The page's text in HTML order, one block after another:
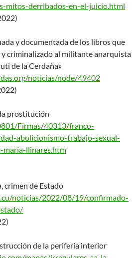
mitos-derribados-en-el-juicio.html
y documentada de los libros que
criminalizado al militante anarquista
de la Cerdaña»
/noticias/node/49402
prostitución
Firmas/40313/franco-
abolicionismo-trabajo-sexual-
maria-llinares.htm
crimen de Estado
noticias/2022/08/19/confirmado-
de la periferia interior